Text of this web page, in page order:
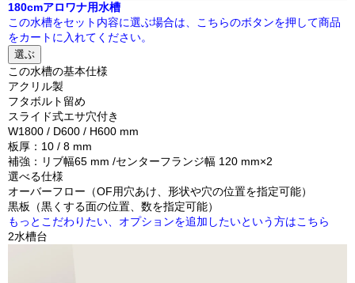
180cmアロワナ用水槽
この水槽をセット内容に選ぶ場合は、こちらのボタンを押して商品
をカートに入れてください。
選ぶ
この水槽の基本仕様
アクリル製
フタボルト留め
スライド式エサ穴付き
W1800 / D600 / H600 mm
板厚：10 / 8 mm
補強：リブ幅65 mm /センターフランジ幅 120 mm×2
選べる仕様
オーバーフロー（OF用穴あけ、形状や穴の位置を指定可能）
黒板（黒くする面の位置、数を指定可能）
もっとこだわりたい、オプションを追加したいという方はこちら
2水槽台